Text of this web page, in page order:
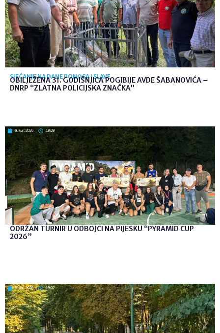
SJEĆANJE NA DANE PONOSA I SLAVE
OBILJEŽENA 31. GODIŠNJICA POGIBIJE AVDE ŠABANOVIĆA –
DNRP “ZLATNA POLICIJSKA ZNAČKA”
9. kol. 2026 19:09
ODRŽAN TURNIR U ODBOJCI NA PIJESKU “PYRAMID CUP
2026”
9. kol. 2026 19:02